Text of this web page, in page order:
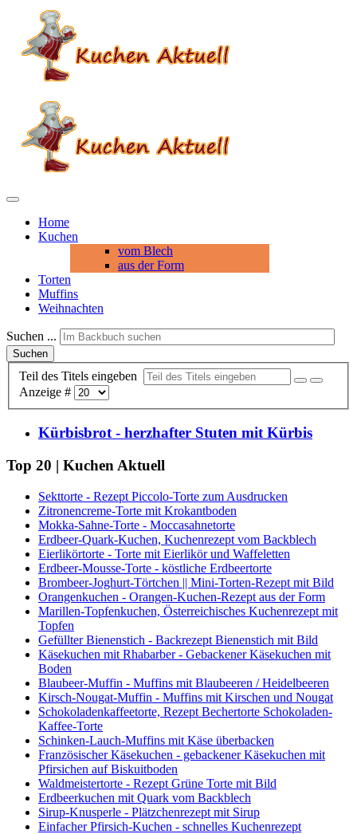
Home
Kuchen
vom Blech
aus der Form
Torten
Muffins
Weihnachten
Suchen ...
Suchen
Teil des Titels eingeben
Anzeige #
Kürbisbrot - herzhafter Stuten mit Kürbis
Top 20 | Kuchen Aktuell
Sekttorte - Rezept Piccolo-Torte zum Ausdrucken
Zitronencreme-Torte mit Krokantboden
Mokka-Sahne-Torte - Moccasahnetorte
Erdbeer-Quark-Kuchen, Kuchenrezept vom Backblech
Eierlikörtorte - Torte mit Eierlikör und Waffeletten
Erdbeer-Mousse-Torte - köstliche Erdbeertorte
Brombeer-Joghurt-Törtchen || Mini-Torten-Rezept mit Bild
Orangenkuchen - Orangen-Kuchen-Rezept aus der Form
Marillen-Topfenkuchen, Österreichisches Kuchenrezept mit
Topfen
Gefüllter Bienenstich - Backrezept Bienenstich mit Bild
Käsekuchen mit Rhabarber - Gebackener Käsekuchen mit
Boden
Blaubeer-Muffin - Muffins mit Blaubeeren / Heidelbeeren
Kirsch-Nougat-Muffin - Muffins mit Kirschen und Nougat
Schokoladenkaffeetorte, Rezept Bechertorte Schokoladen-
Kaffee-Torte
Schinken-Lauch-Muffins mit Käse überbacken
Französischer Käsekuchen - gebackener Käsekuchen mit
Pfirsichen auf Biskuitboden
Waldmeistertorte - Rezept Grüne Torte mit Bild
Erdbeerkuchen mit Quark vom Backblech
Sirup-Knusperle - Plätzchenrezept mit Sirup
Einfacher Pfirsich-Kuchen - schnelles Kuchenrezept